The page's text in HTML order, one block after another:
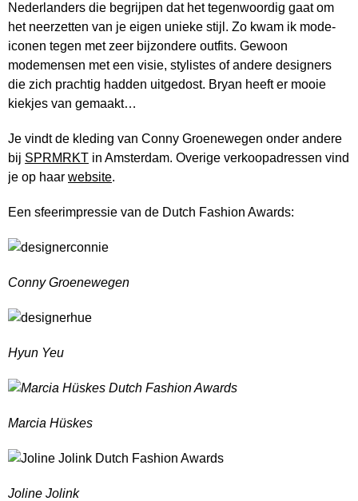
Nederlanders die begrijpen dat het tegenwoordig gaat om
het neerzetten van je eigen unieke stijl. Zo kwam ik mode-
iconen tegen met zeer bijzondere outfits. Gewoon
modemensen met een visie, stylistes of andere designers
die zich prachtig hadden uitgedost. Bryan heeft er mooie
kiekjes van gemaakt…
Je vindt de kleding van Conny Groenewegen onder andere
bij SPRMRKT in Amsterdam. Overige verkoopadressen vind
je op haar website.
Een sfeerimpressie van de Dutch Fashion Awards:
Conny Groenewegen
Hyun Yeu
Marcia Hüskes
Joline Jolink